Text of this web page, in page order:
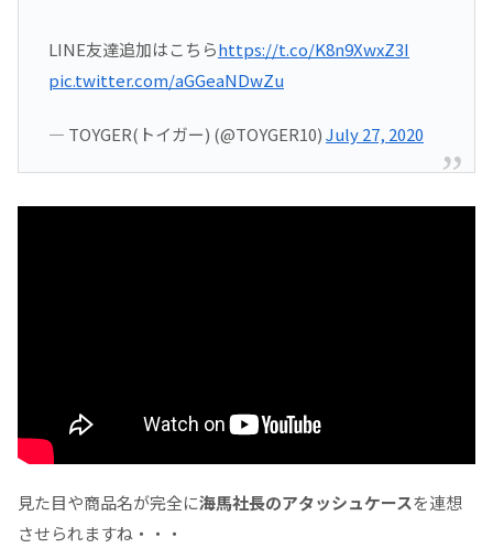
LINE友達追加はこちらhttps://t.co/K8n9XwxZ3I
pic.twitter.com/aGGeaNDwZu
— TOYGER(トイガー) (@TOYGER10)July 27, 2020
見た目や商品名が完全に海馬社長のアタッシュケースを連想
させられますね・・・